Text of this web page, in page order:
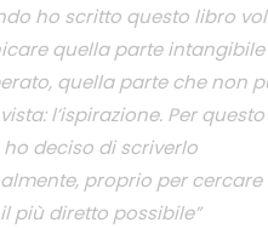
ho scritto questo libro
quella parte intangibile
quella parte che non
l’ispirazione. Per questo
deciso di scriverlo
proprio per cercare
più diretto possibile”